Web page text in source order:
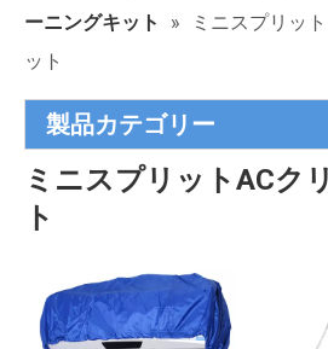
ーニングキット
»
ミニスプリッ
ット
製品カテゴリー
ミニスプリットACク
ト